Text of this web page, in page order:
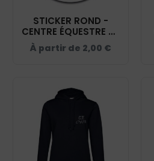
STICKER ROND -
CENTRE ÉQUESTRE DE
CHALAIN - STI001
À partir de 2,00 €